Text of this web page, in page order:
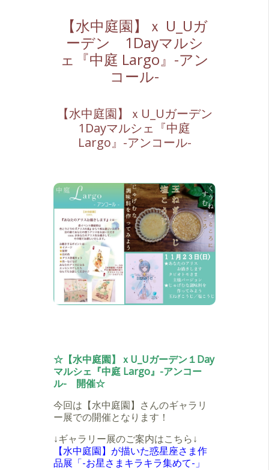
【水中庭園】ｘ U_Uガ
ーデン 1Dayマルシ
ェ『中庭 Largo』-アン
コール-
【水中庭園】ｘU_Uガーデン
1Dayマルシェ『中庭
Largo』-アンコール-
☆【水中庭園】ｘU_Uガーデン１Day
マルシェ『中庭 Largo』-アンコー
ル- 開催☆
今回は【水中庭園】さんのギャラリ
ー展での開催となります！
↓ギャラリー展のご案内はこちら↓
【水中庭園】が描いた惑星座さま作
品展「-お星さまキラキラ集めて-」